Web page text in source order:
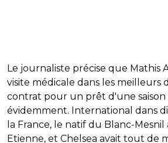
Le journaliste précise que Mathis
visite médicale dans les meilleurs
contrat pour un prêt d'une saison
évidemment. International dans
la France, le natif du Blanc-
Etienne, et Chelsea avait tout de